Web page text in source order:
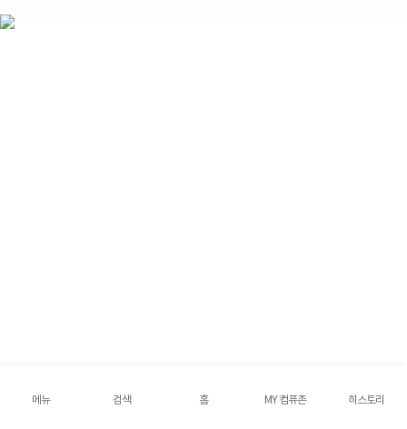
메뉴 검색 홈 MY 컴퓨존 히스토리